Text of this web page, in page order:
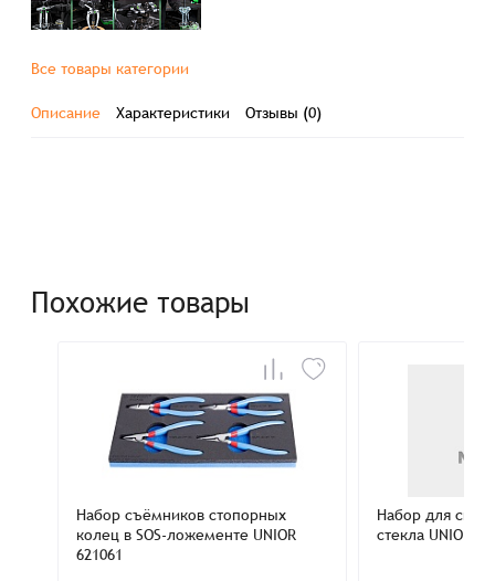
Все товары категории
Описание Характеристики Отзывы (0)
Похожие товары
Набор съёмников стопорных
колец в SOS-ложементе UNIOR
621061
Набор для
стекла UNIOR